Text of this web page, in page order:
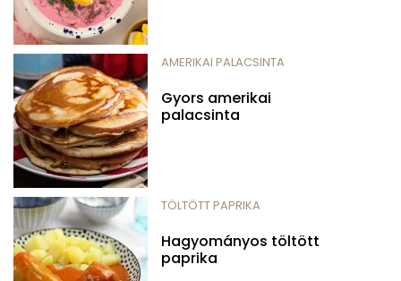
AMERIKAI PALACSINTA
Gyors amerikai
palacsinta
TÖLTÖTT PAPRIKA
Hagyományos töltött
paprika